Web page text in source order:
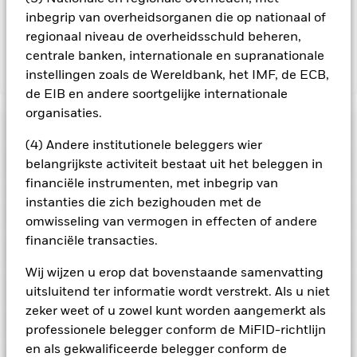
inbegrip van overheidsorganen die op nationaal of
regionaal niveau de overheidsschuld beheren,
centrale banken, internationale en supranationale
instellingen zoals de Wereldbank, het IMF, de ECB,
de EIB en andere soortgelijke internationale
organisaties.
(4) Andere institutionele beleggers wier
belangrijkste activiteit bestaat uit het beleggen in
financiële instrumenten, met inbegrip van
instanties die zich bezighouden met de
omwisseling van vermogen in effecten of andere
financiële transacties.
Wij wijzen u erop dat bovenstaande samenvatting
uitsluitend ter informatie wordt verstrekt. Als u niet
zeker weet of u zowel kunt worden aangemerkt als
professionele belegger conform de MiFID-richtlijn
en als gekwalificeerde belegger conform de
exploitatiekosten van het Fonds niet verhoogt, is deze niet in
de lopende kosten opgenomen.
Toon minder
Performance
Grafiek
Rendement
Het beleggingsrisico is geconcentreerd in specifieke
sectoren, landen, valuta's of bedrijven. Dit betekent dat het
Fonds gevoeliger is voor lokale economische, markt-,
De waarde van aandelen en aandelengerelateerde effecten
kan worden beïnvloed door dagelijkse schommelingen op de
aandelenmarkten. Tot de andere factoren die van invloed zijn,
behoren politiek en economisch nieuws, bedrijfsresultaten en
belangrijke gebeurtenissen in de bedrijven.Beleggingen in
mijnbouweffecten zijn onderhevig aan sectorspecifieke
risico's, waaronder milieu- of duurzaamheidskwesties,
Kerngegevens
per 06/aug/2026
Introductie fonds 30/dec/1994
Basisvaluta USD
Beperkende benchmark 1
FTSE Gold Mines Index (Price
Aantal posities
per 30/jun/2026
46
Bèta 3 jr.
per 31/jul/2026
0,88
Ratings
Morningstar-rating
Posities